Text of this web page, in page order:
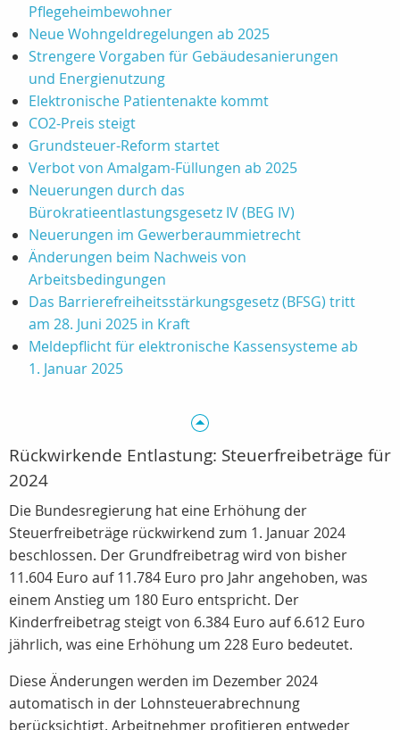
Pflegeheimbewohner
Neue Wohngeldregelungen ab 2025
Strengere Vorgaben für Gebäudesanierungen
und Energienutzung
Elektronische Patientenakte kommt
CO2-Preis steigt
Grundsteuer-Reform startet
Verbot von Amalgam-Füllungen ab 2025
Neuerungen durch das
Bürokratieentlastungsgesetz IV (BEG IV)
Neuerungen im Gewerberaummietrecht
Änderungen beim Nachweis von
Arbeitsbedingungen
Das Barrierefreiheitsstärkungsgesetz (BFSG) tritt
am 28. Juni 2025 in Kraft
Meldepflicht für elektronische Kassensysteme ab
1. Januar 2025
Rückwirkende Entlastung: Steuerfreibeträge für
2024
Die Bundesregierung hat eine Erhöhung der
Steuerfreibeträge rückwirkend zum 1. Januar 2024
beschlossen. Der Grundfreibetrag wird von bisher
11.604 Euro auf 11.784 Euro pro Jahr angehoben, was
einem Anstieg um 180 Euro entspricht. Der
Kinderfreibetrag steigt von 6.384 Euro auf 6.612 Euro
jährlich, was eine Erhöhung um 228 Euro bedeutet.
Diese Änderungen werden im Dezember 2024
automatisch in der Lohnsteuerabrechnung
berücksichtigt. Arbeitnehmer profitieren entweder